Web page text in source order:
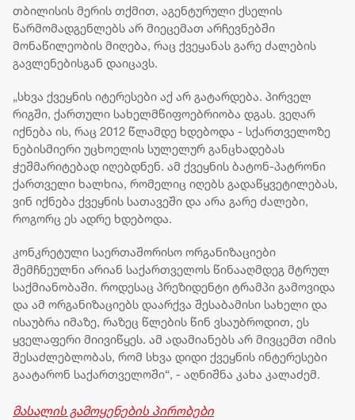
მდგრადი
განვითარების
მინისტრთან ერთად
ბათუმში
მნიშვნელოვან
პროექტებს გაეცნო
დროს მოითხოვს
თბილისის მერის თქმით, აგენტურული ქსელის
წარმომადგენლებს არ მიეცემათ არჩევნებში
მონაწილეობის მიღება, რაც ქვეყანას გარე ძალების
გავლენებისგან დაიცავს.
„სხვა ქვეყნის იტერესები აქ არ გატარდება. პირველ
რიგში, ქართული სახელმწიფოებრიობა დგას. ვეღარ
იქნება ის, რაც 2012 წლამდე ხდებოდა - სქართველოზე
ნებისმიერი უცხოელის სულელურ განცხადებას
ჭეშმარიტებად იღებდნენ. ამ ქვეყნის ბატონ-პატრონი
ქართველი ხალხია, რომელიც იღებს გადაწყვეტილებას,
ვინ იქნება ქვეყნის სათავეში და არა გარე ძალები,
როგორც ეს ადრე ხდებოდა.
კონკრეტული საერთაშორისო ორგანიზაციები
შემჩნეულნი არიან საქართველოს წინააღმდეგ მტრულ
საქმიანობაში. როდესაც პრეზიდენტი ტრამპი გამოვიდა
და ამ ორგანიზაციებს დაარქვა შესაბამისი სახელი და
ისაუბრა იმაზე, რაზეც წლების წინ ვსაუბროდით, ეს
ყველაფერი მიივიწყეს. ამ ადამიანებს არ მივცემთ იმის
შესაძლებლობას, რომ სხვა დიდი ქვეყნის ინტერესები
გაატარონ საქართველოში“, - აღნიშნა კახა კალაძემ.
მასალის გამოყენების პირობები